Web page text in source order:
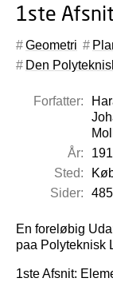
1ste Afsnit
Geometri
Den
Forfatter:
År:
Sted:
Sider:
485
En foreløbig
paa Polyteknisk
1ste Afsnit: